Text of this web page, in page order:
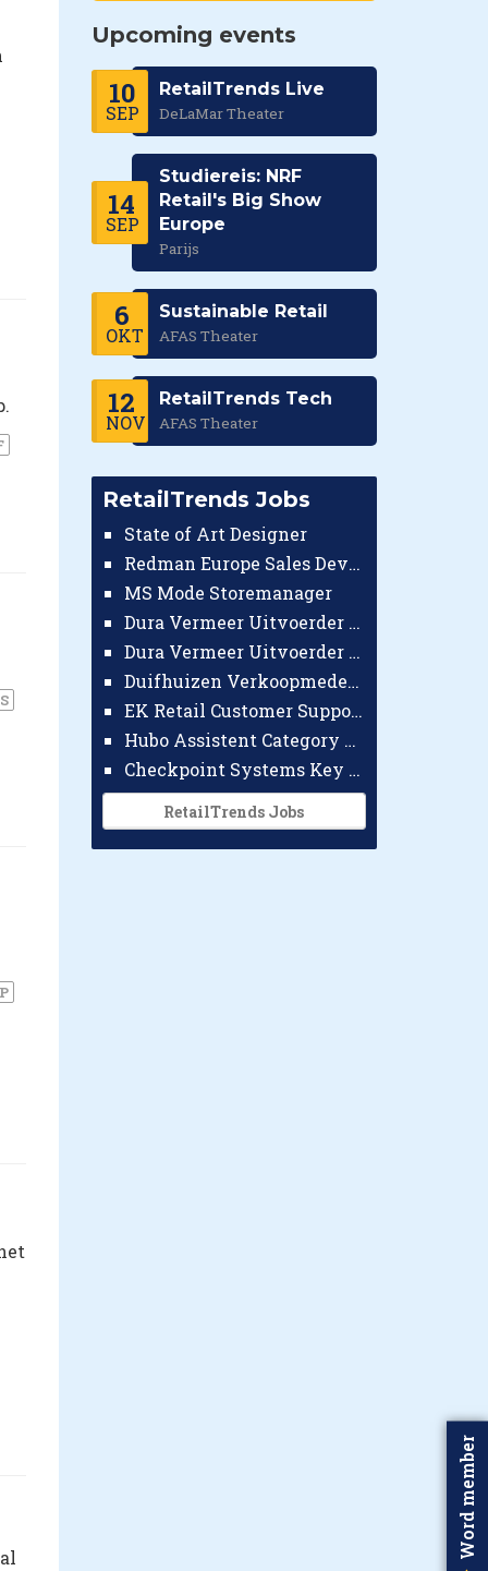
Upcoming events
10
SEP
RetailTrends Live
DeLaMar Theater
14
SEP
Studiereis: NRF
Retail's Big Show
Europe
Parijs
6
OKT
Sustainable Retail
AFAS Theater
12
NOV
RetailTrends Tech
AFAS Theater
RetailTrends Jobs
State of Art Designer
Redman Europe Sales Developer (Europe)
MS Mode Storemanager
Dura Vermeer Uitvoerder GWW Amsterdam
Dura Vermeer Uitvoerder Civiel Nijmegen
Duifhuizen Verkoopmedewerker Ridderkerk
EK Retail Customer Support Omnichannel
Hubo Assistent Category Manager
Checkpoint Systems Key Accountmanager Benelux
RetailTrends Jobs
Word member